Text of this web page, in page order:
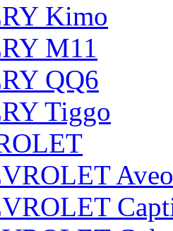
Kimo
M11
QQ6
Tiggo
Aveo